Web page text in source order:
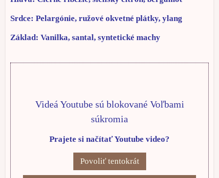
Srdce: Pelargónie, ružové okvetné plátky, ylang
Základ: Vanilka, santal, syntetické machy
Videá Youtube sú blokované Voľbami
súkromia
Prajete si načítať Youtube video?
Povoliť tentokrát